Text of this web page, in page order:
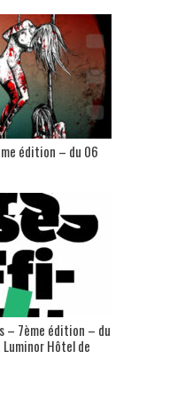
édition – du 06
– 7ème édition – du
Hôtel de